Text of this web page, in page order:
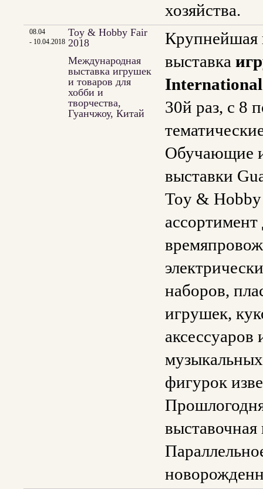
хозяйства.
08.04
- 10.04.2018
Toy & Hobby Fair
2018
Международная
выставка игрушек
и товаров для
хобби и
творчества,
Гуанчжоу, Китай
Крупнейшая
выставка
30й раз, с 8
Обучающие
выставки
Toy & Hobby
ассортимент
наборов,
игрушек,
фигурок